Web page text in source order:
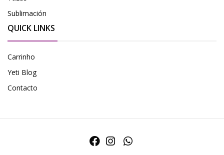
Sublimación
QUICK LINKS
Carrinho
Yeti Blog
Contacto